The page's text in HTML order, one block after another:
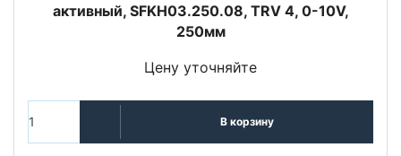
активный, SFKH03.250.08, TRV 4, 0-10V,
250мм
Цену уточняйте
В корзину